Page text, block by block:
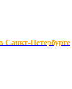
Петербурге